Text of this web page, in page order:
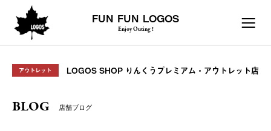
FUN FUN LOGOS
Enjoy Outing !
アウトレット LOGOS SHOP りんくうプレミアム・アウトレット店
BLOG 店舗ブログ